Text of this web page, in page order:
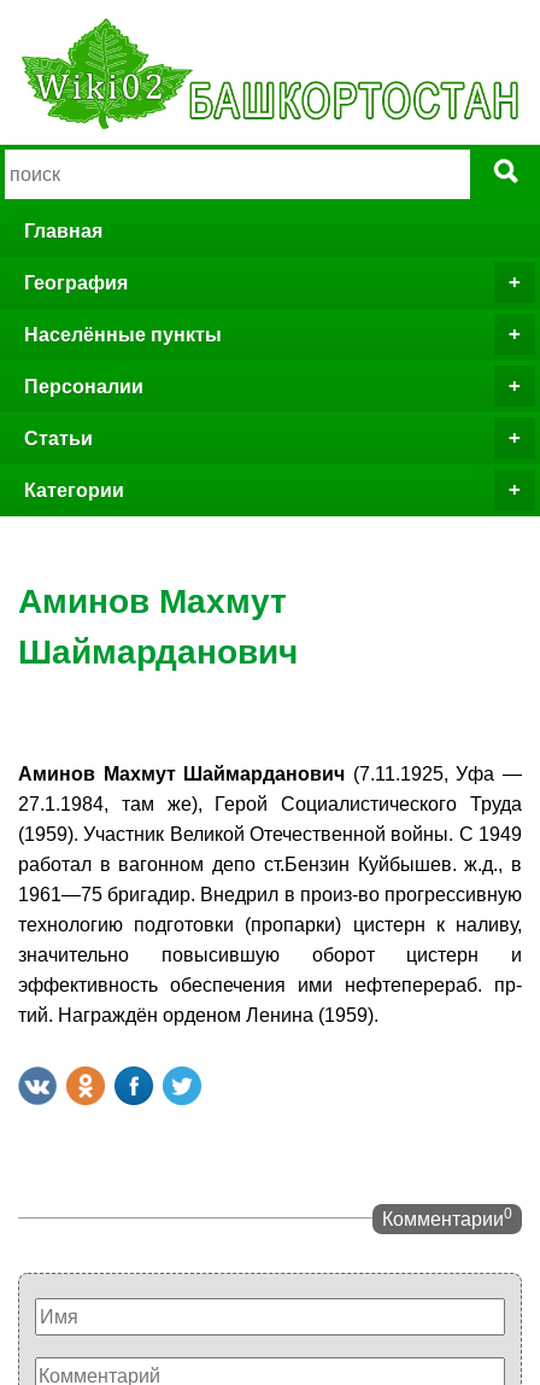
Главная
География
Населённые пункты
Персоналии
Статьи
Категории
Аминов Махмут
Шаймарданович
Аминов Махмут Шаймарданович (7.11.1925, Уфа —
27.1.1984, там же), Герой Социалистического Труда
(1959). Участник Великой Отечественной войны. С 1949
работал в вагонном депо ст.Бензин Куйбышев. ж.д., в
1961—75 бригадир. Внедрил в произ-во прогрессивную
технологию подготовки (пропарки) цистерн к наливу,
значительно повысившую оборот цистерн и
эффективность обеспечения ими нефтеперераб. пр-
тий. Награждён орденом Ленина (1959).
Комментарии0